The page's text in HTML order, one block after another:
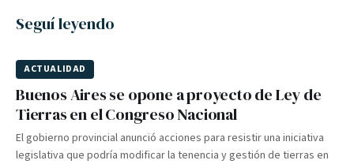
Seguí leyendo
ACTUALIDAD
Buenos Aires se opone a proyecto de Ley de
Tierras en el Congreso Nacional
El gobierno provincial anunció acciones para resistir una iniciativa
legislativa que podría modificar la tenencia y gestión de tierras en